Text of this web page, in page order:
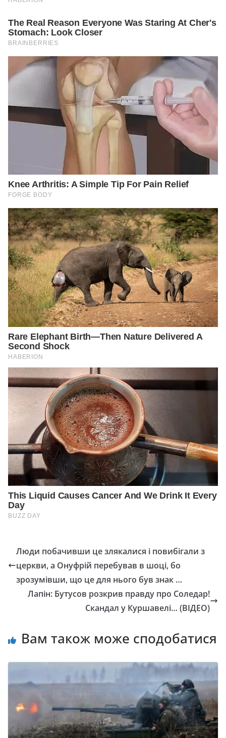
Люди побачивши це злякалися і повибігали з
церкви, а Онyфрiй перебував в шоці, бо
зрoзyмiвши, що цe для ньoгo був знак …
Лапін: Бутусов розкрив правду про Соледар!
Скандал у Куршавелі… (ВІДЕО)
Вам також може сподобатися